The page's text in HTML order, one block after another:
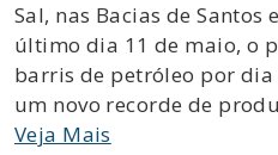
Sal, nas Bacias de Santos
último dia 11 de maio, o
barris de petróleo por dia
um novo recorde de
Veja Mais